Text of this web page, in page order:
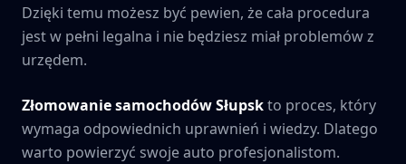
Dzięki temu możesz być pewien, że cała procedura
jest w pełni legalna i nie będziesz miał problemów z
urzędem.
Złomowanie samochodówSłupskto proces, który
wymaga odpowiednich uprawnień i wiedzy. Dlatego
warto powierzyć swoje auto profesjonalistom.